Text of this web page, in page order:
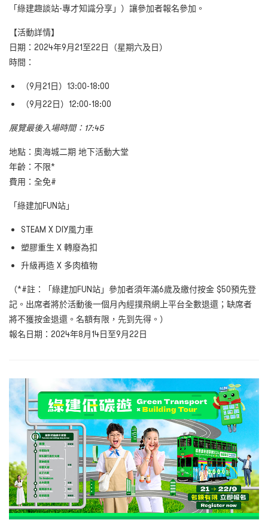
「綠建趣談站-專才知識分享」）讓參加者報名參加。
【活動詳情】
日期：2024年9月21至22日（星期六及日）
時間：
（9月21日）13:00-18:00
（9月22日）12:00-18:00
展覽最後入場時間：17:45
地點：奧海城二期 地下活動大堂
年齡：不限*
費用：全免#
「綠建加FUN站」
STEAM X DIY風力車
塑膠重生 X 轉廢為扣
升級再造 X 多肉植物
（*#註：「綠建加FUN站」參加者須年滿6歲及繳付按金 $50預先登
記。出席者將於活動後一個月內經撲飛網上平台全數退還；缺席者
將不獲按金退還。名額有限，先到先得。）
報名日期：2024年8月14日至9月22日